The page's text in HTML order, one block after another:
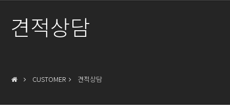
견적상담
CUSTOMER 견적상담